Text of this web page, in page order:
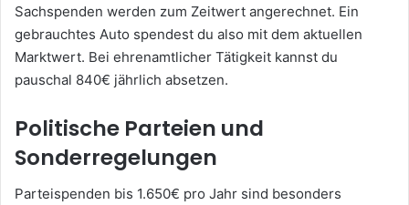
Sachspenden werden zum Zeitwert angerechnet. Ein
gebrauchtes Auto spendest du also mit dem aktuellen
Marktwert. Bei ehrenamtlicher Tätigkeit kannst du
pauschal 840€ jährlich absetzen.
Politische Parteien und
Sonderregelungen
Parteispenden bis 1.650€ pro Jahr sind besonders